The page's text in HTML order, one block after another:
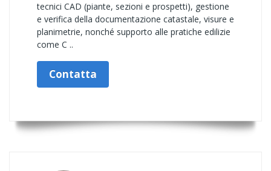
tecnici CAD (piante, sezioni e prospetti), gestione
e verifica della documentazione catastale, visure e
planimetrie, nonché supporto alle pratiche edilizie
come C ..
Contatta